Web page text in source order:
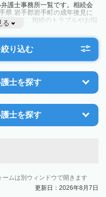
護士事務所一覧です。相続会
県 岩手郡岩手町の成年後見に
来ます。相続のトラブルやお悩
相談してみましょう。
る
り込む
士を探す
士を探す
ムは別ウィンドウで開きます
更新日：2026年8月7日